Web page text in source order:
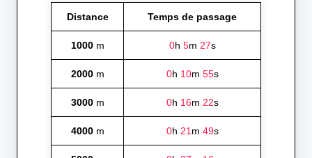
Distance Temps de passage
1000m 0h 5m 27s
2000m 0h 10m 55s
3000m 0h 16m 22s
4000m 0h 21m 49s